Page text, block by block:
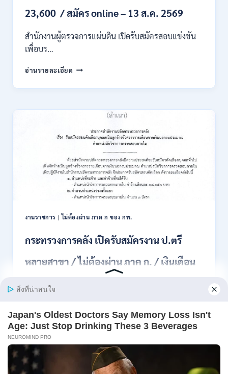
เงิน
สูงสุด
15
2569
23,600 / สมัคร online – 13 ส.ค. 2569
สำนักงานผู้ตรวจการแผ่นดิน เปิดรับสมัครสอบแข่งขัน
เพื่อบร…
อ่านรายละเอียด สำนักงาน
ตรวจ
แผ่น
รับ
สอบ
แข่งขัน
เพื่อ
บรรจุ
เป็น
44
/
และ
/
ไม่
ผ่าน
งานราชการ |ไม่ต้องผ่าน ภาค ก ของ กพ.
กระทรวงการคลัง เปิดรับสมัครงาน ป.ตรี
หลายสาขา / ไม่ต้องผ่าน ภาค ก. / เงินเดือน
18150 / สมัคร 13 – 25 สิงหาคม 2569
ตำแหน่งนักวิ…
อ่านรายละเอียด